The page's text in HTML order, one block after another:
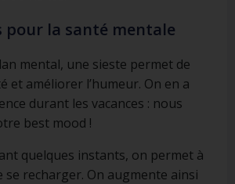
pour la santé mentale
mental, une sieste permet de
et améliorer l’humeur. On en a
durant les vacances : nous
best mood !
quelques instants, on permet à
se recharger. On augmente ainsi